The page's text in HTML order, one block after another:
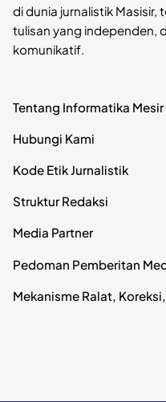
di dunia jurnalistik Masisir,
tulisan yang independen,
komunikatif.
Tentang Informatika Mesir
Hubungi Kami
Kode Etik Jurnalistik
Struktur Redaksi
Media Partner
Pedoman Pemberitan
Mekanisme Ralat,